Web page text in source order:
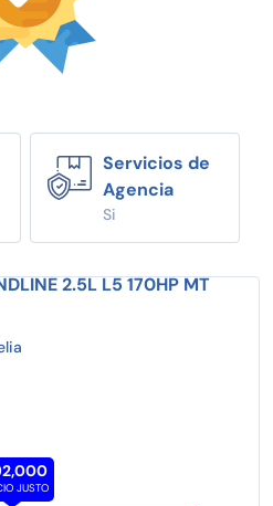
Servicios de
Agencia
Si
2.5L L5 170HP MT
JUSTO